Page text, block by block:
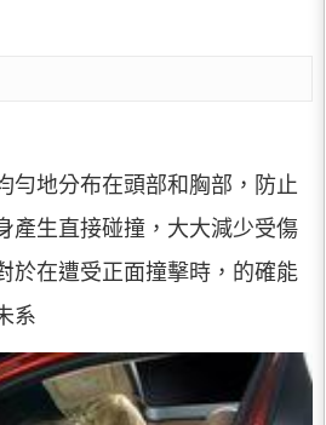
勻地分布在頭部和胸部，防止
產生直接碰撞，大大減少受傷
於在遭受正面撞擊時，的確能
系